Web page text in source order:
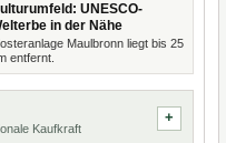
UNESCO-
in der Nähe
Maulbronn liegt bis 25
entfernt.
Kaufkraft